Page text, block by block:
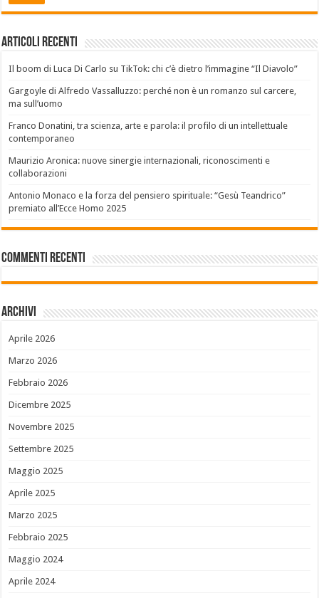
Articoli recenti
Il boom di Luca Di Carlo su TikTok: chi c’è dietro l’immagine “Il Diavolo”
Gargoyle di Alfredo Vassalluzzo: perché non è un romanzo sul carcere,
ma sull’uomo
Franco Donatini, tra scienza, arte e parola: il profilo di un intellettuale
contemporaneo
Maurizio Aronica: nuove sinergie internazionali, riconoscimenti e
collaborazioni
Antonio Monaco e la forza del pensiero spirituale: “Gesù Teandrico”
premiato all’Ecce Homo 2025
Commenti recenti
Archivi
Aprile 2026
Marzo 2026
Febbraio 2026
Dicembre 2025
Novembre 2025
Settembre 2025
Maggio 2025
Aprile 2025
Marzo 2025
Febbraio 2025
Maggio 2024
Aprile 2024